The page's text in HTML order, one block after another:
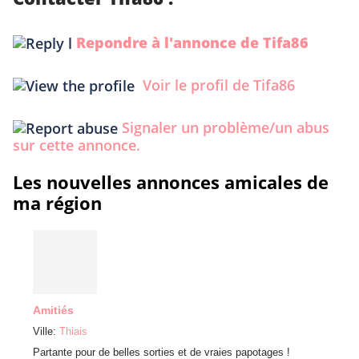
Repondre à l'annonce de Tifa86
Voir le profil de Tifa86
Signaler un problème/un abus
sur cette annonce.
Les nouvelles annonces amicales de
ma région
Amitiés
Ville: Thiais
Partante pour de belles sorties et de vraies papotages !